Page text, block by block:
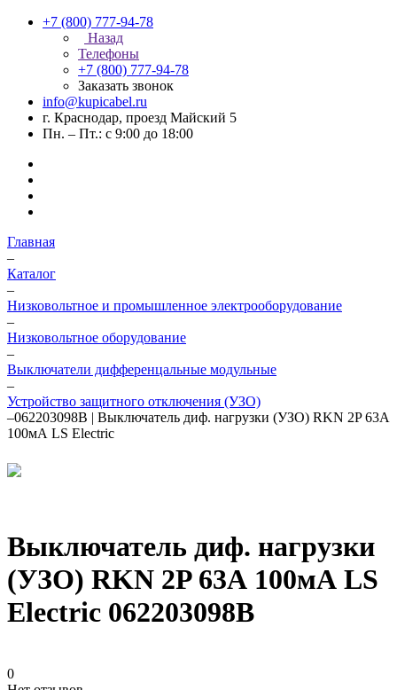
+7 (800) 777-94-78
Назад
Телефоны
+7 (800) 777-94-78
Заказать звонок
info@kupicabel.ru
г. Краснодар, проезд Майский 5
Пн. – Пт.: с 9:00 до 18:00
Главная
–
Каталог
–
Низковольтное и промышленное электрооборудование
–
Низковольтное оборудование
–
Выключатели дифференцальные модульные
–
Устройство защитного отключения (УЗО)
–062203098B | Выключатель диф. нагрузки (УЗО) RKN 2P 63А
100мА LS Electric
Выключатель диф. нагрузки
(УЗО) RKN 2P 63А 100мА LS
Electric 062203098B
0